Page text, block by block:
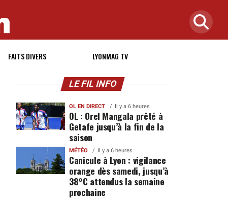
FAITS DIVERS LYONMAG TV
LE FIL INFO
OL EN DIRECT Il y a 6 heures
OL : Orel Mangala prêté à
Getafe jusqu’à la fin de la
saison
MÉTÉO Il y a 6 heures
Canicule à Lyon : vigilance
orange dès samedi, jusqu’à
38°C attendus la semaine
prochaine